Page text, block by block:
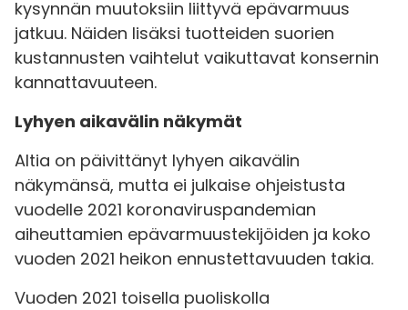
kysynnän muutoksiin liittyvä epävarmuus
jatkuu. Näiden lisäksi tuotteiden suorien
kustannusten vaihtelut vaikuttavat konsernin
kannattavuuteen.
Lyhyen aikavälin näkymät
Altia on päivittänyt lyhyen aikavälin
näkymänsä, mutta ei julkaise ohjeistusta
vuodelle 2021 koronaviruspandemian
aiheuttamien epävarmuustekijöiden ja koko
vuoden 2021 heikon ennustettavuuden takia.
Vuoden 2021 toisella puoliskolla